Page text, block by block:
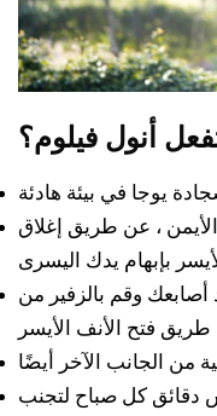
أنول فيلوم؟
، عن طريق إغلاق
أصابعك وقم بالزفير من
دقائق كل صباح لتجنب